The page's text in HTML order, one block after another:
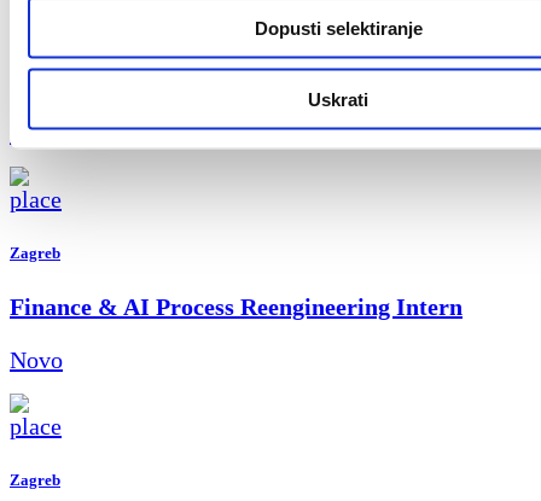
Dopusti selektiranje
Uskrati
Key Account Manager (m/ž)
Novo
Zagreb
Finance & AI Process Reengineering Intern
Novo
Zagreb